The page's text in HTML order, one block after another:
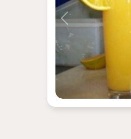
Previous